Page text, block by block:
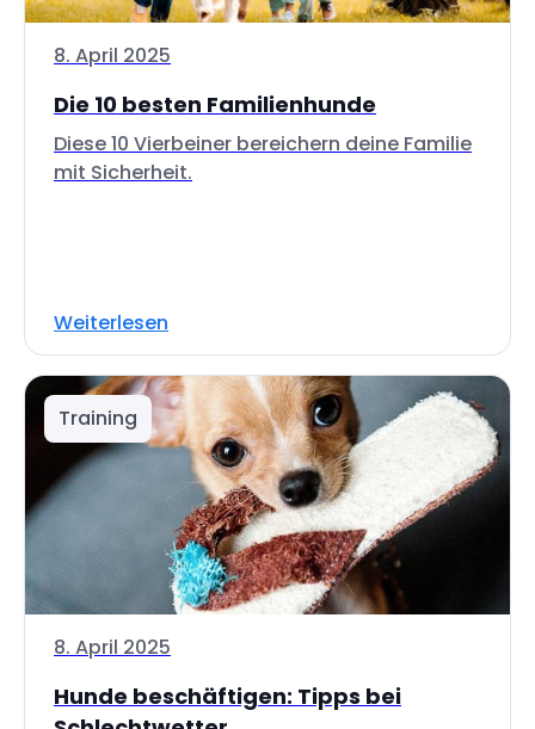
8. April 2025
Die 10 besten Familienhunde
Diese 10 Vierbeiner bereichern deine Familie
mit Sicherheit.
Weiterlesen
Training
8. April 2025
Hunde beschäftigen: Tipps bei